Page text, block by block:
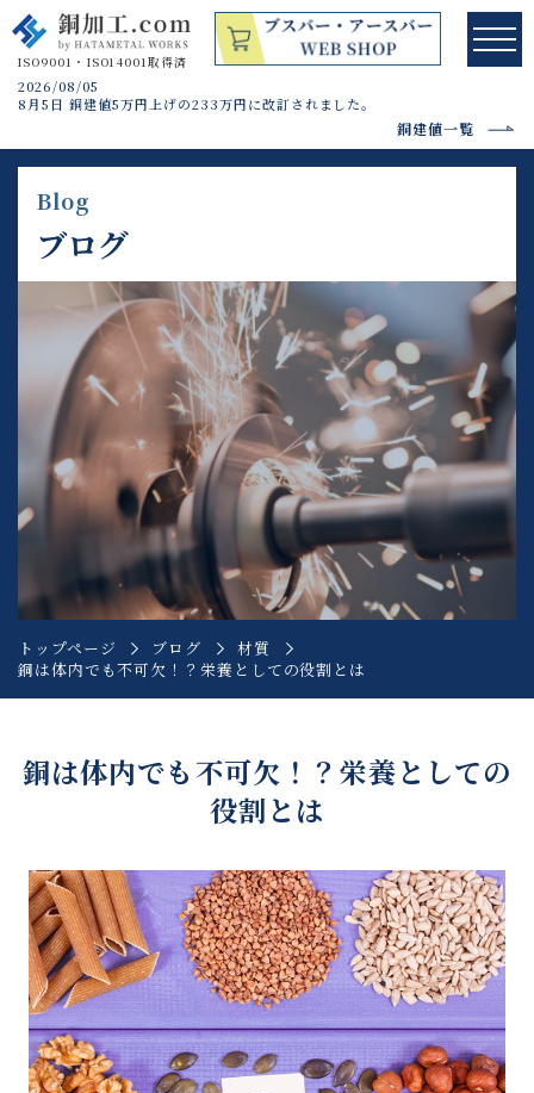
2026/08/05
8月5日 銅建値5万円上げの233万円に改訂されました。
銅建値一覧
Blog
ブログ
トップページ ブログ
材質
銅は体内でも不可欠！？栄養としての役割とは
銅は体内でも不可欠！？栄養としての
役割とは